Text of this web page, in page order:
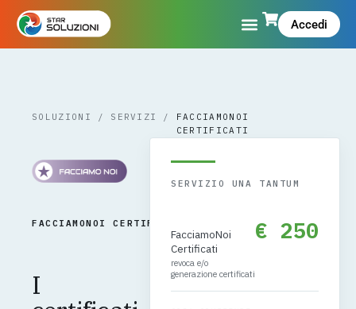
Accedi
SOLUZIONI / SERVIZI /
FACCIAMONOI
CERTIFICATI
FACCIAMONOI CERTIFICATI
CHIAVI
IN MANO
I
SERVIZIO UNA TANTUM
FacciamoNoi
Certificati
revoca e/o
generazione certificati
€ 250